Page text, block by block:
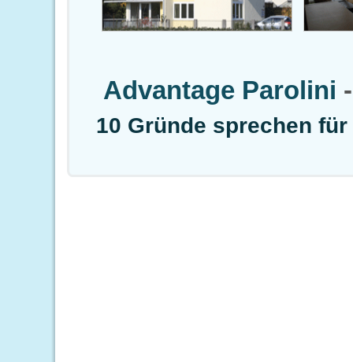
Advantage Parolini
10 Gründe sprechen